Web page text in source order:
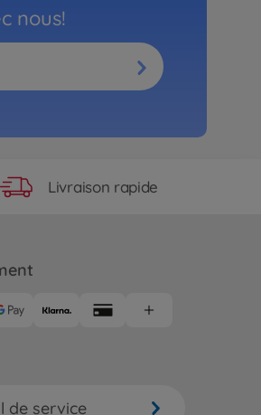
nous!
Livraison rapide
de service